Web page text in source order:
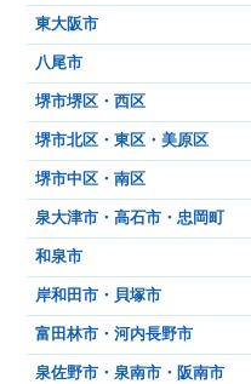
東大阪市
八尾市
堺市堺区・西区
堺市北区・東区・美原区
堺市中区・南区
泉大津市・高石市・忠岡町
和泉市
岸和田市・貝塚市
富田林市・河内長野市
泉佐野市・泉南市・阪南市